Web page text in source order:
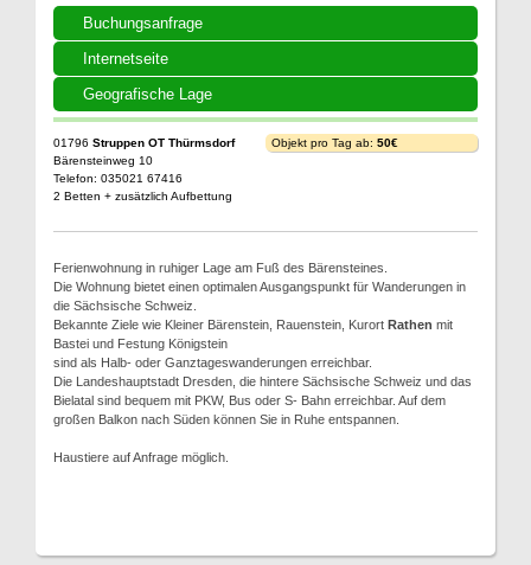
Buchungsanfrage
Internetseite
Geografische Lage
01796 Struppen OT Thürmsdorf
Bärensteinweg 10
Telefon: 035021 67416
2 Betten + zusätzlich Aufbettung
Objekt pro Tag ab: 50€
Ferienwohnung in ruhiger Lage am Fuß des Bärensteines.
Die Wohnung bietet einen optimalen Ausgangspunkt für Wanderungen in
die Sächsische Schweiz.
Bekannte Ziele wie Kleiner Bärenstein, Rauenstein, Kurort Rathen mit
Bastei und Festung Königstein
sind als Halb- oder Ganztageswanderungen erreichbar.
Die Landeshauptstadt Dresden, die hintere Sächsische Schweiz und das
Bielatal sind bequem mit PKW, Bus oder S- Bahn erreichbar. Auf dem
großen Balkon nach Süden können Sie in Ruhe entspannen.
Haustiere auf Anfrage möglich.